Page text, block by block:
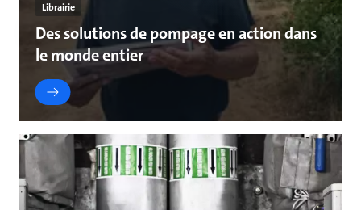
Librairie
Des solutions de pompage en action dans
le monde entier